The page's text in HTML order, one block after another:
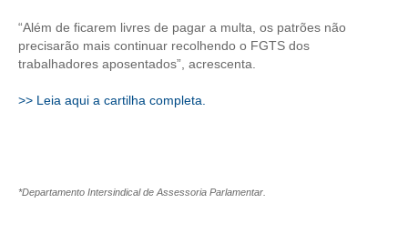
APRESENTAÇÃO
NEWSLETTER
“Além de ficarem livres de pagar a multa, os patrões não
precisarão mais continuar recolhendo o FGTS dos
trabalhadores aposentados”, acrescenta.
>> Leia aqui a cartilha completa.
*Departamento Intersindical de Assessoria Parlamentar.